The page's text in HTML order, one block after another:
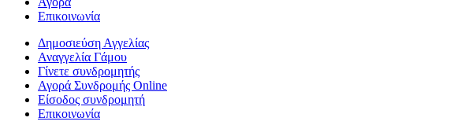
Επικοινωνία
Δημοσιεύση Αγγελίας
Αναγγελία Γάμου
Γίνετε συνδρομητής
Αγορά Συνδρομής Online
Είσοδος συνδρομητή
Επικοινωνία